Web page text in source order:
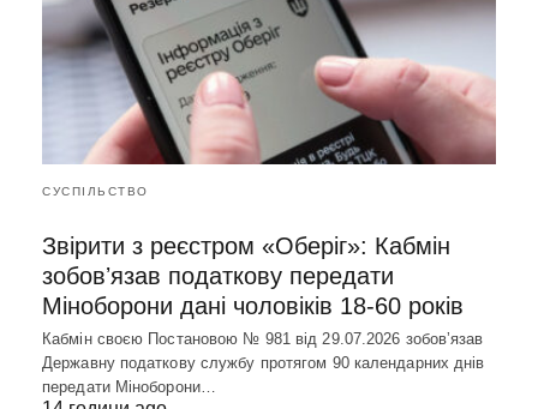
СУСПІЛЬСТВО
Звірити з реєстром «Оберіг»: Кабмін
зобовʼязав податкову передати
Міноборони дані чоловіків 18-60 років
Кабмін своєю Постановою № 981 від 29.07.2026 зобовʼязав
Державну податкову службу протягом 90 календарних днів
передати Міноборони…